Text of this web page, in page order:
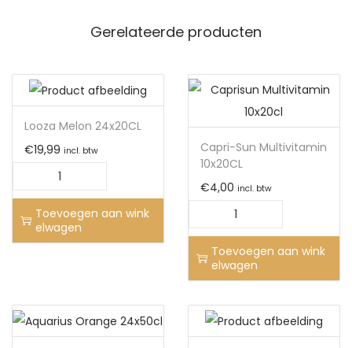
Gerelateerde producten
Looza Melon 24x20CL
€19,99 incl. btw
Toevoegen aan wink
elwagen
Capri-Sun Multivitamin
10x20CL
€4,00 incl. btw
Toevoegen aan wink
elwagen